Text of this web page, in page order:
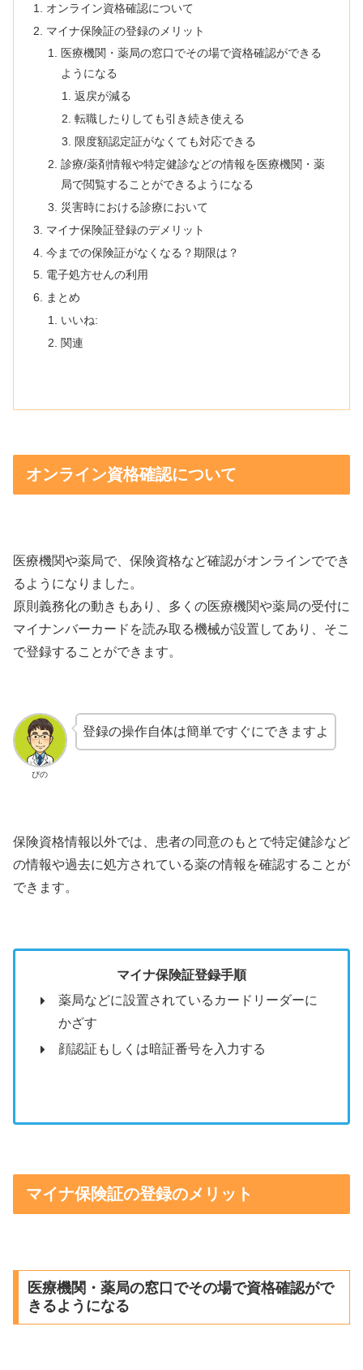
オンライン資格確認について
マイナ保険証の登録のメリット
医療機関・薬局の窓口でその場で資格確認ができる
ようになる
返戻が減る
転職したりしても引き続き使える
限度額認定証がなくても対応できる
診療/薬剤情報や特定健診などの情報を医療機関・薬
局で閲覧することができるようになる
災害時における診療において
マイナ保険証登録のデメリット
今までの保険証がなくなる？期限は？
電子処方せんの利用
まとめ
いいね:
関連
オンライン資格確認について
医療機関や薬局で、保険資格など確認がオンラインででき
るようになりました。
原則義務化の動きもあり、多くの医療機関や薬局の受付に
マイナンバーカードを読み取る機械が設置してあり、そこ
で登録することができます。
ぴの
登録の操作自体は簡単ですぐにできますよ
保険資格情報以外では、患者の同意のもとで特定健診など
の情報や過去に処方されている薬の情報を確認することが
できます。
マイナ保険証登録手順
薬局などに設置されているカードリーダーに
かざす
顔認証もしくは暗証番号を入力する
マイナ保険証の登録のメリット
医療機関・薬局の窓口でその場で資格確認がで
きるようになる